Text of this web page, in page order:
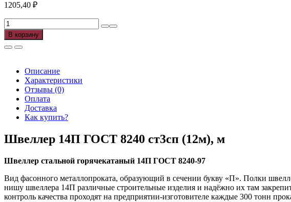
1205,40 ₽
Количество
товара
Швеллер
14П
8240
ст3сп
(12м),
В корзину
Описание
Характеристики
Отзывы (0)
Оплата
Доставка
Как купить?
Швеллер 14П ГОСТ 8240 ст3сп (12м), м
Швеллер стальной горячекатаный 14П ГОСТ 8240-97
Вид фасонного металлопроката, образующий в сечении букву «П». Полки
нишу швеллера 14П различные строительные изделия и надёжно их там
контроль качества проходят на предприятии-изготовителе каждые 300 тонн